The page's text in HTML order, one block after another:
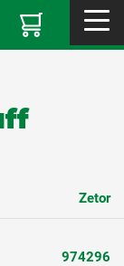
Zetor
974296